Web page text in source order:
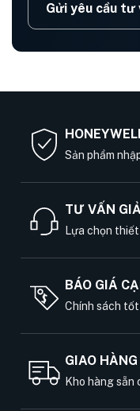
Gửi yêu cầu tư
Sản phẩm
TƯ VẤN
Lựa chọn
BÁO GIÁ
Chính sách
GIAO
Kho hàng sẵn